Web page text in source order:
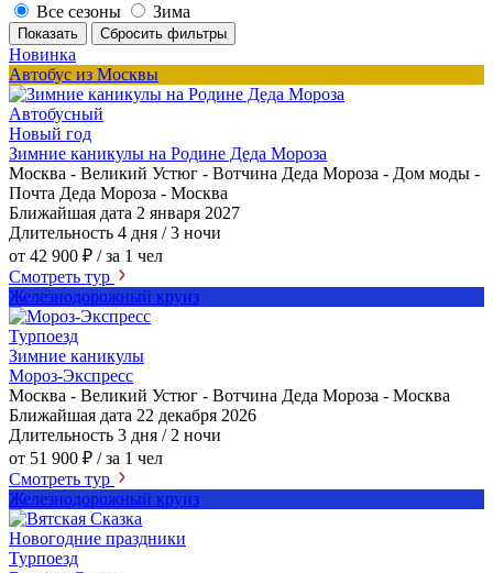
Все сезоны
Зима
Показать Сбросить фильтры
Новинка
Автобус из Москвы
Автобусный
Новый год
Зимние каникулы на Родине Деда Мороза
Москва - Великий Устюг - Вотчина Деда Мороза - Дом моды -
Почта Деда Мороза - Москва
Ближайшая дата 2 января 2027
Длительность 4 дня / 3 ночи
от 42 900 ₽ / за 1 чел
Смотреть тур
Железнодорожный круиз
Турпоезд
Зимние каникулы
Мороз-Экспресс
Москва - Великий Устюг - Вотчина Деда Мороза - Москва
Ближайшая дата 22 декабря 2026
Длительность 3 дня / 2 ночи
от 51 900 ₽ / за 1 чел
Смотреть тур
Железнодорожный круиз
Новогодние праздники
Турпоезд